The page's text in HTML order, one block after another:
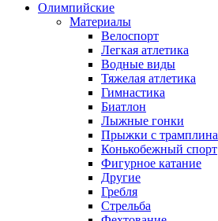
Олимпийские
Материалы
Велоспорт
Легкая атлетика
Водные виды
Тяжелая атлетика
Гимнастика
Биатлон
Лыжные гонки
Прыжки с трамплина
Конькобежный спорт
Фигурное катание
Другие
Гребля
Стрельба